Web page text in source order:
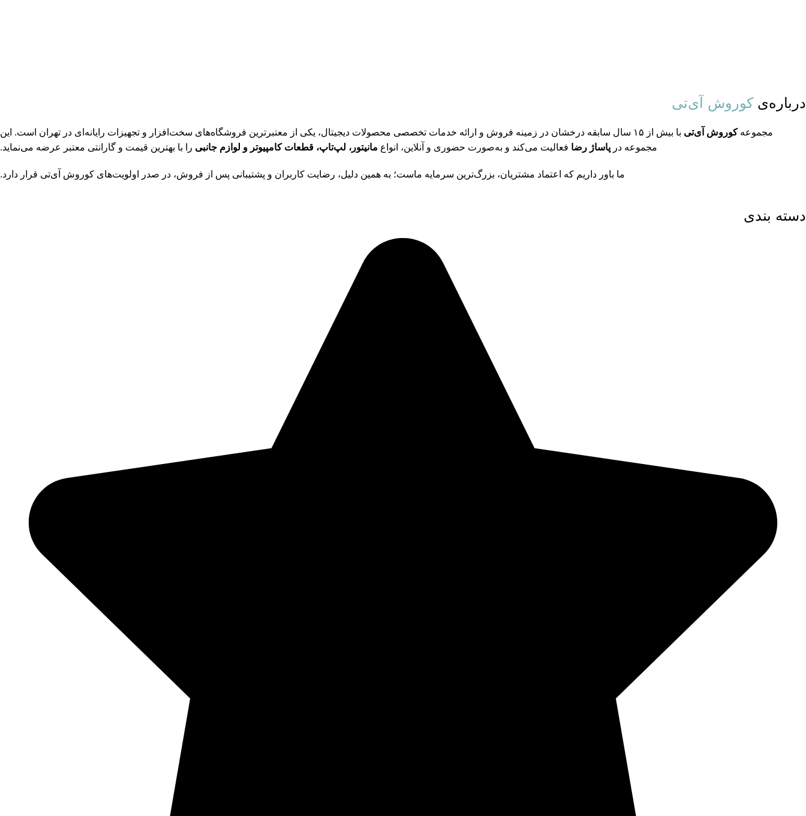
درباره‌یکوروش آی‌تی
مجموعهکوروش آی‌تی
با بیش از ۱۵ سال سابقه درخشان در زمینه فروش و ارائه خدمات تخصصی محصولات دیجیتال، یکی از معتبرترین فروشگاه‌های سخت‌افزار و تجهیزات رایانه‌ای در تهران است. این
مجموعه در پاساژ رضا فعالیت می‌کند و به‌صورت حضوری و آنلاین، انواع مانیتور، لپ‌تاپ، قطعات کامپیوتر و لوازم جانبی را با بهترین قیمت و گارانتی معتبر عرضه می‌نماید.
ما باور داریم که اعتماد مشتریان، بزرگ‌ترین سرمایه ماست؛ به همین دلیل، رضایت کاربران و پشتیبانی پس از فروش، در صدر اولویت‌های کوروش آی‌تی قرار دارد.
دسته بندی